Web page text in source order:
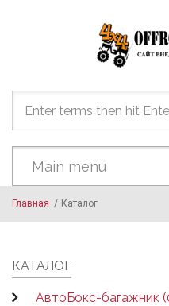
Форма
поиска
Главная / Каталог
КАТАЛОГ
АвтоБокс-багажник